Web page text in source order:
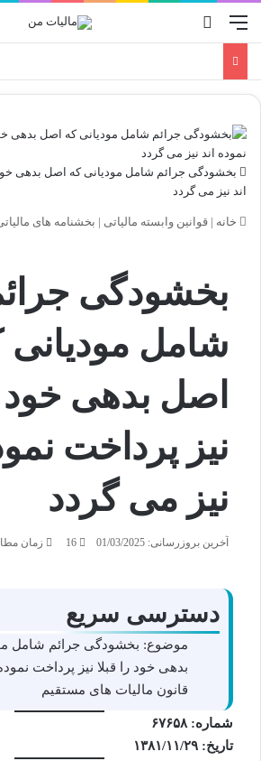
منو
بخشودگی جرائم شامل مودیانی که اصل بدهی خود
اند نیز می گردد
خانه | قوانین وابسته مالیاتی | بخشنامه های
بخشودگی
شامل مودیانی
اصل بدهی خود
نیز پرداخت
نیز می گردد
آخرین بروزرسانی: 01/03/2025 16 زمان
دسترسی سریع
موضوع: بخشودگی جرائم شامل
بدهی خود را قبلا نیز پرداخت
قانون مالیات های مستقیم
شماره: ۶۷۶۵۸
تاریخ: ۱۳۸۱/۱۱/۲۹